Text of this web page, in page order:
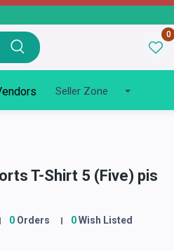
0
Seller Zone
T-Shirt 5 (Five) pis
0Orders 0Wish Listed